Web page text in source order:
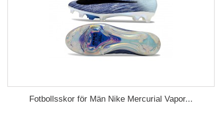
Fotbollsskor för Män Nike Mercurial Vapor...